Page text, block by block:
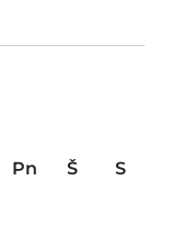
Pn Š
S